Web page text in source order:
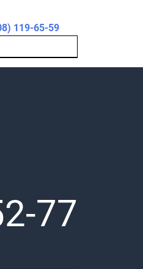
119-65-59
77